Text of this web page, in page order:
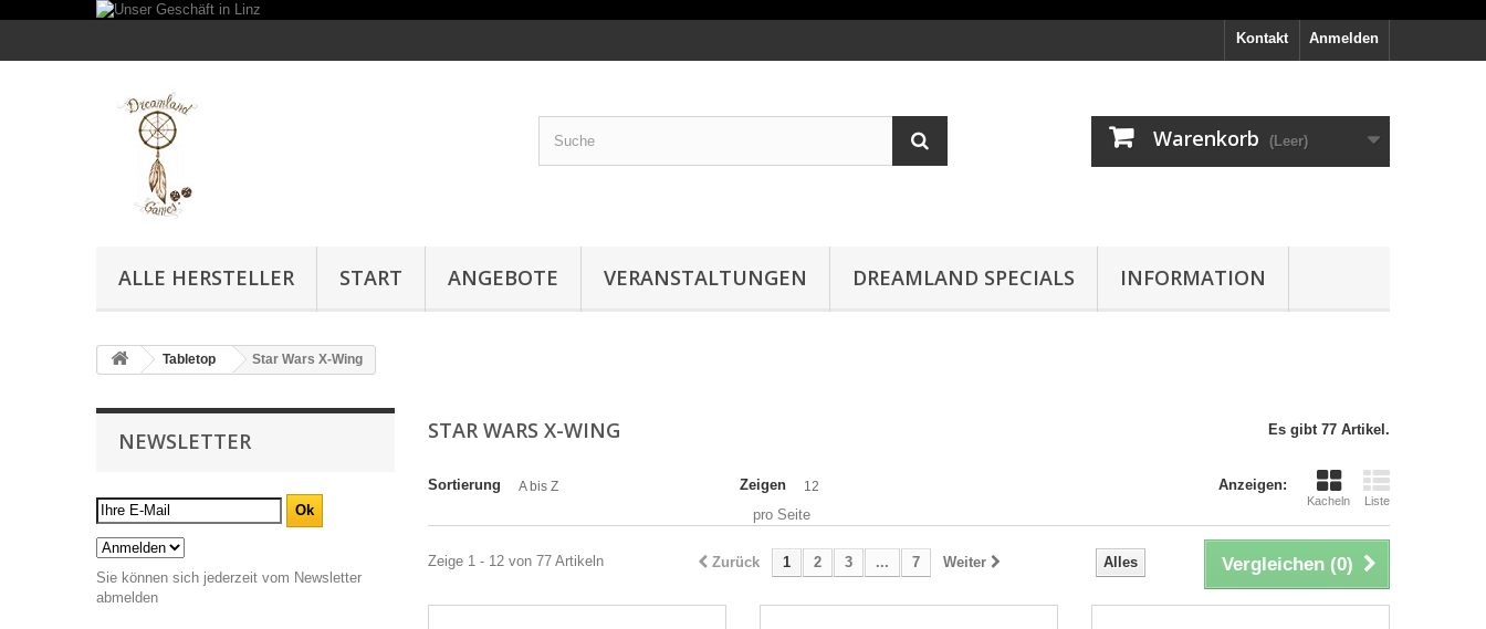
Anmelden
Kontakt
Warenkorb (Leer)
ALLE HERSTELLER START ANGEBOTE VERANSTALTUNGEN DREAMLAND SPECIALS INFORMATION
Tabletop Star Wars X-Wing
NEWSLETTER
Sie können sich jederzeit vom Newsletter
abmelden
STAR WARS X-WING Es gibt 77 Artikel.
Anzeigen:
Kacheln Liste
Sortierung A bis Z Zeigen 12
pro Seite
Vergleichen (0)
Alles
Zurück 1 2 3 ... 7 Weiter
Zeige 1 - 12 von 77 Artikeln